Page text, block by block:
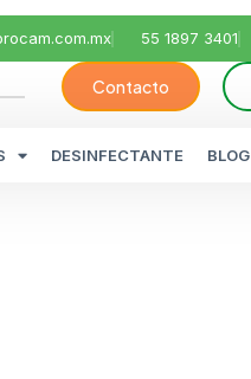
55 1897 3401
Contacto
DESINFECTANTE BLOG